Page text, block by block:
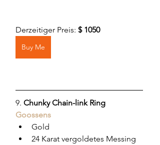
Derzeitiger Preis: $ 1050
Buy Me
9. Chunky Chain-link Ring
Goossens
Gold
24 Karat vergoldetes Messing